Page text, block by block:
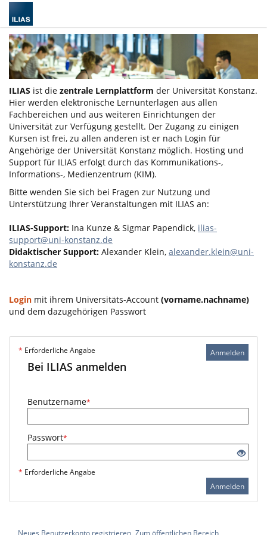
ILIAS ist die zentrale Lernplattform der Universität Konstanz.
Hier werden elektronische Lernunterlagen aus allen
Fachbereichen und aus weiteren Einrichtungen der
Universität zur Verfügung gestellt. Der Zugang zu einigen
Kursen ist frei, zu allen anderen ist er nach Login für
Angehörige der Universität Konstanz möglich. Hosting und
Support für ILIAS erfolgt durch das Kommunikations-,
Informations-, Medienzentrum (KIM).
Bitte wenden Sie sich bei Fragen zur Nutzung und
Unterstützung Ihrer Veranstaltungen mit ILIAS an:
ILIAS-Support: Ina Kunze & Sigmar Papendick, ilias-
support@uni-konstanz.de
Didaktischer Support: Alexander Klein, alexander.klein@uni-
konstanz.de
Login mit ihrem Universitäts-Account (vorname.nachname)
und dem dazugehörigen Passwort
Anmelden
* Erforderliche Angabe
Bei ILIAS anmelden
Benutzername*
Passwort*
* Erforderliche Angabe
Anmelden